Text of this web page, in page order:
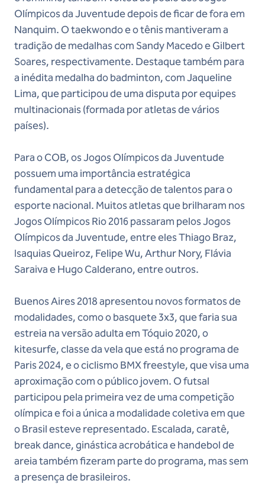
Olímpicos da Juventude depois de ficar de fora em
Nanquim. O taekwondo e o tênis mantiveram a
tradição de medalhas com Sandy Macedo e Gilbert
Soares, respectivamente. Destaque também para
a inédita medalha do badminton, com Jaqueline
Lima, que participou de uma disputa por equipes
multinacionais (formada por atletas de vários
países).
Para o COB, os Jogos Olímpicos da Juventude
possuem uma importância estratégica
fundamental para a detecção de talentos para o
esporte nacional. Muitos atletas que brilharam nos
Jogos Olímpicos Rio 2016 passaram pelos Jogos
Olímpicos da Juventude, entre eles Thiago Braz,
Isaquias Queiroz, Felipe Wu, Arthur Nory, Flávia
Saraiva e Hugo Calderano, entre outros.
Buenos Aires 2018 apresentou novos formatos de
modalidades, como o basquete 3x3, que faria sua
estreia na versão adulta em Tóquio 2020, o
kitesurfe, classe da vela que está no programa de
Paris 2024, e o ciclismo BMX freestyle, que visa uma
aproximação com o público jovem. O futsal
participou pela primeira vez de uma competição
olímpica e foi a única a modalidade coletiva em que
o Brasil esteve representado. Escalada, caratê,
break dance, ginástica acrobática e handebol de
areia também fizeram parte do programa, mas sem
a presença de brasileiros.